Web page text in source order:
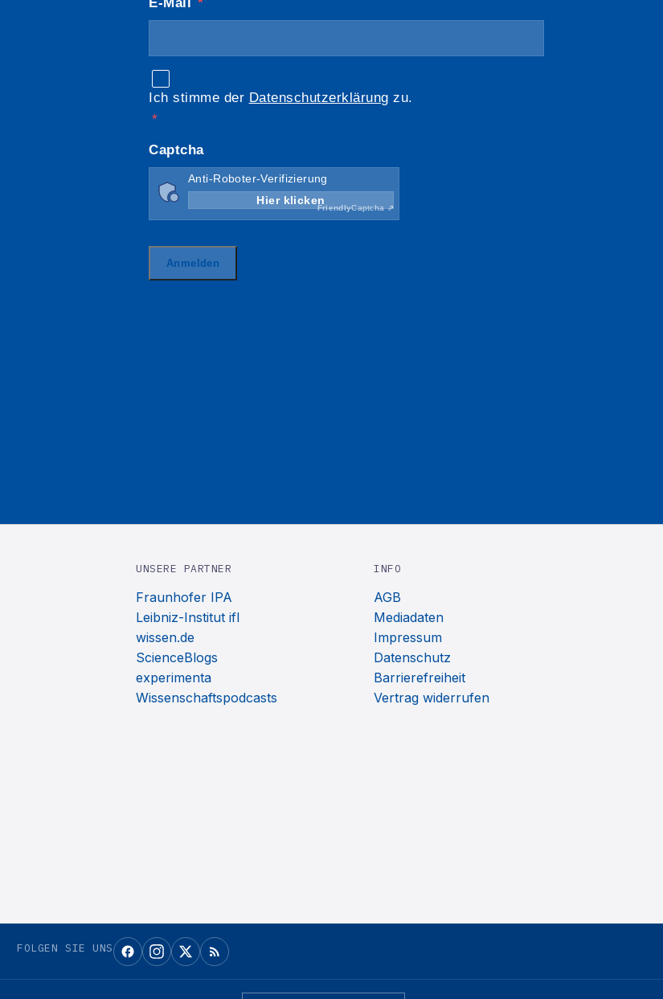
UNSERE PARTNER
Fraunhofer IPA
Leibniz-Institut ifl
wissen.de
ScienceBlogs
experimenta
Wissenschaftspodcasts
INFO
AGB
Mediadaten
Impressum
Datenschutz
Barrierefreiheit
Vertrag widerrufen
FOLGEN SIE UNS